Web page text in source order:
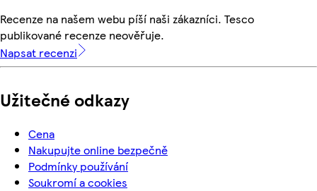
Recenze na našem webu píší naši zákazníci. Tesco
publikované recenze neověřuje.
Napsat recenzi
Užitečné odkazy
Cena
Nakupujte online bezpečně
Podmínky používání
Soukromí a cookies